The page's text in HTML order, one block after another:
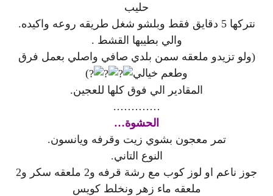
حليب
نتركها 5 دقايق فقط وبلشو شغل طريقه روعه واكيده.
والي بطيبها القشط .
(ولو تزيدو ملعقه سمن بلدي صافي واصلي بعمل فرق
وطعم خيالي
)
المقادير الي فوق كلها للعجين.
………….
الحشوة…
تمر معجون بشوي زيت وقرفه ويانسون.
النوع التاني.
جوز ناعم او لوز كوب مع رشة قرفه و2 ملعقه سكر و2
ملعقه ماء زهر ونخلط كويس